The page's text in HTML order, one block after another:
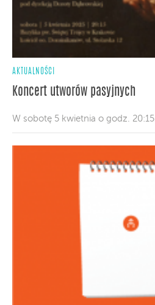
AKTUALNOŚCI
Koncert utworów pasyjnych
W sobotę 5 kwietnia o godz. 20:15.